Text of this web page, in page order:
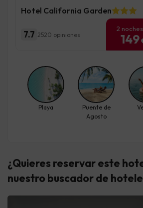
Hotel California Garden
7.7 2520 opiniones
2
149
Playa
Puente de
Agosto
¿Quieres reservar este
nuestro buscador de